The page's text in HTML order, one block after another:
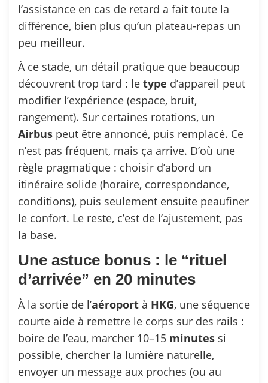
l’assistance en cas de retard a fait toute la
différence, bien plus qu’un plateau-repas un
peu meilleur.
À ce stade, un détail pratique que beaucoup
découvrent trop tard : le type d’appareil peut
modifier l’expérience (espace, bruit,
rangement). Sur certaines rotations, un
Airbus peut être annoncé, puis remplacé. Ce
n’est pas fréquent, mais ça arrive. D’où une
règle pragmatique : choisir d’abord un
itinéraire solide (horaire, correspondance,
conditions), puis seulement ensuite peaufiner
le confort. Le reste, c’est de l’ajustement, pas
la base.
Une astuce bonus : le “rituel
d’arrivée” en 20 minutes
À la sortie de l’aéroport à HKG, une séquence
courte aide à remettre le corps sur des rails :
boire de l’eau, marcher 10–15 minutes si
possible, chercher la lumière naturelle,
envoyer un message aux proches (ou au